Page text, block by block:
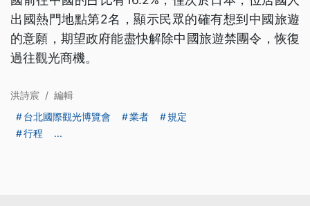
出國熱門地點第2名，顯示民眾的確有想到中國旅遊
的意願，期望政府能盡快解除中國旅遊禁團令，恢復
過往觀光商機。
洪詩宸 / 編輯
台北國際觀光博覽會
業者
規定
行程
...